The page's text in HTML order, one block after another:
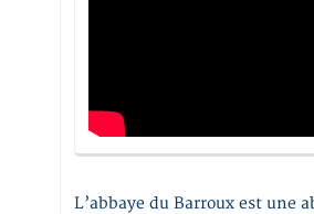
L’abbaye du Barroux est une